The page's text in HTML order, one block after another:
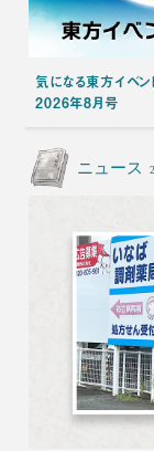
気になる東方イベン
2026年8月号
ニュース